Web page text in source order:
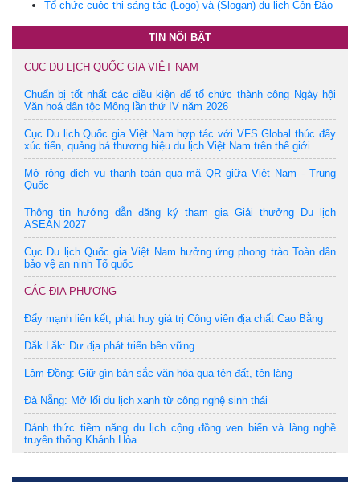
Tổ chức cuộc thi sáng tác (Logo) và (Slogan) du lịch Côn Đảo
TIN NỔI BẬT
CỤC DU LỊCH QUỐC GIA VIỆT NAM
Chuẩn bị tốt nhất các điều kiện để tổ chức thành công Ngày hội
Văn hoá dân tộc Mông lần thứ IV năm 2026
Cục Du lịch Quốc gia Việt Nam hợp tác với VFS Global thúc đẩy
xúc tiến, quảng bá thương hiệu du lịch Việt Nam trên thế giới
Mở rộng dịch vụ thanh toán qua mã QR giữa Việt Nam - Trung
Quốc
Thông tin hướng dẫn đăng ký tham gia Giải thưởng Du lịch
ASEAN 2027
Cục Du lịch Quốc gia Việt Nam hưởng ứng phong trào Toàn dân
bảo vệ an ninh Tổ quốc
CÁC ĐỊA PHƯƠNG
Đẩy mạnh liên kết, phát huy giá trị Công viên địa chất Cao Bằng
Đắk Lắk: Dư địa phát triển bền vững
Lâm Đồng: Giữ gìn bản sắc văn hóa qua tên đất, tên làng
Đà Nẵng: Mở lối du lịch xanh từ công nghệ sinh thái
Đánh thức tiềm năng du lịch cộng đồng ven biển và làng nghề
truyền thống Khánh Hòa